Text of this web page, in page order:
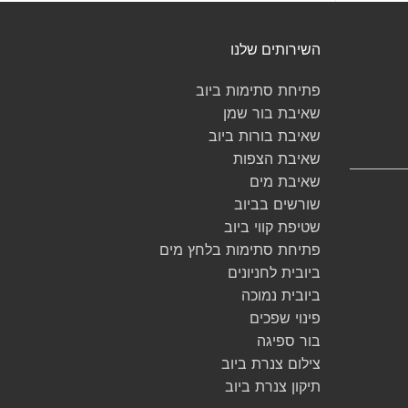
השירותים שלנו
פתיחת סתימות ביוב
שאיבת בור שמן
שאיבת בורות ביוב
שאיבת הצפות
שאיבת מים
שורשים בביוב
שטיפת קווי ביוב
פתיחת סתימות בלחץ מים
ביובית לחניונים
ביובית נמוכה
פינוי שפכים
בור ספיגה
צילום צנרת ביוב
תיקון צנרת ביוב